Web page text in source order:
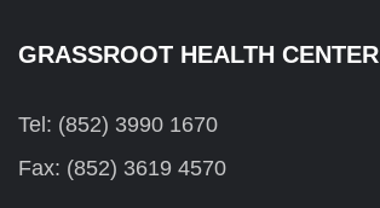
GRASSROOT HEALTH CENTER
Tel: (852) 3990 1670
Fax: (852) 3619 4570